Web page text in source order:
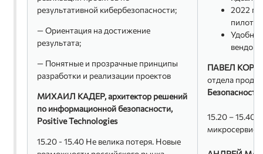
результативной кибербезопасности;
— Ориентация на достижение
результата;
— Понятные и прозрачные принципы
разработки и реализации проектов
МИХАИЛ КАДЕР, архитектор решений
по информационной безопасности,
Positive Technologies
15.20 - 15.40 Не велика потеря. Новые
2022
ПАВЕЛ
отдела
15.20 – 15.40